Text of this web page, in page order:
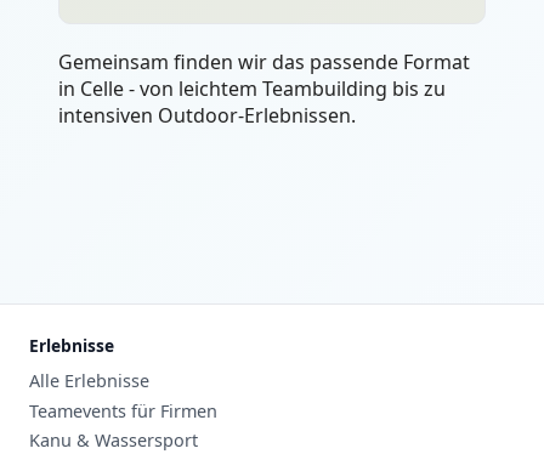
Gemeinsam finden wir das passende Format
in Celle - von leichtem Teambuilding bis zu
intensiven Outdoor-Erlebnissen.
Erlebnisse
Alle Erlebnisse
Teamevents für Firmen
Kanu & Wassersport